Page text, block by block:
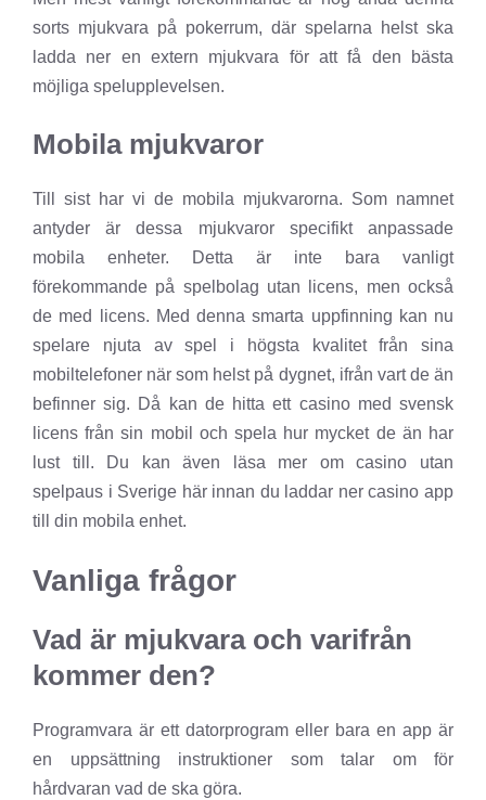
sorts mjukvara på pokerrum, där spelarna helst ska
ladda ner en extern mjukvara för att få den bästa
möjliga spelupplevelsen.
Mobila mjukvaror
Till sist har vi de mobila mjukvarorna. Som namnet
antyder är dessa mjukvaror specifikt anpassade
mobila enheter. Detta är inte bara vanligt
förekommande på spelbolag utan licens, men också
de med licens. Med denna smarta uppfinning kan nu
spelare njuta av spel i högsta kvalitet från sina
mobiltelefoner när som helst på dygnet, ifrån vart de än
befinner sig. Då kan de hitta ett casino med svensk
licens från sin mobil och spela hur mycket de än har
lust till. Du kan även läsa mer om casino utan
spelpaus i Sverige här innan du laddar ner casino app
till din mobila enhet.
Vanliga frågor
Vad är mjukvara och varifrån
kommer den?
Programvara är ett datorprogram eller bara en app är
en uppsättning instruktioner som talar om för
hårdvaran vad de ska göra.